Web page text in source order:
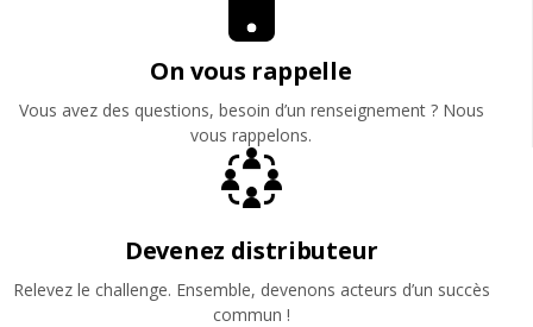
On vous rappelle
Vous avez des questions, besoin d’un renseignement ? Nous
vous rappelons.
Devenez distributeur
Relevez le challenge. Ensemble, devenons acteurs d’un succès
commun !